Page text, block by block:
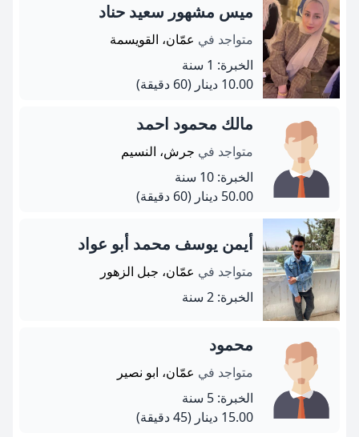
ميس مشهور سعيد حناد
متواجد في عمّان، القويسمة
الخبرة: 1 سنة
10.00 دينار
(60 دقيقة)
مالك محمود احمد
متواجد في جرش، النسيم
الخبرة: 10 سنة
50.00 دينار
(60 دقيقة)
أيمن يوسف محمد أبو عواد
متواجد في عمّان، جبل الزهور
الخبرة: 2 سنة
محمود
متواجد في عمّان، ابو نصير
الخبرة: 5 سنة
15.00 دينار
(45 دقيقة)